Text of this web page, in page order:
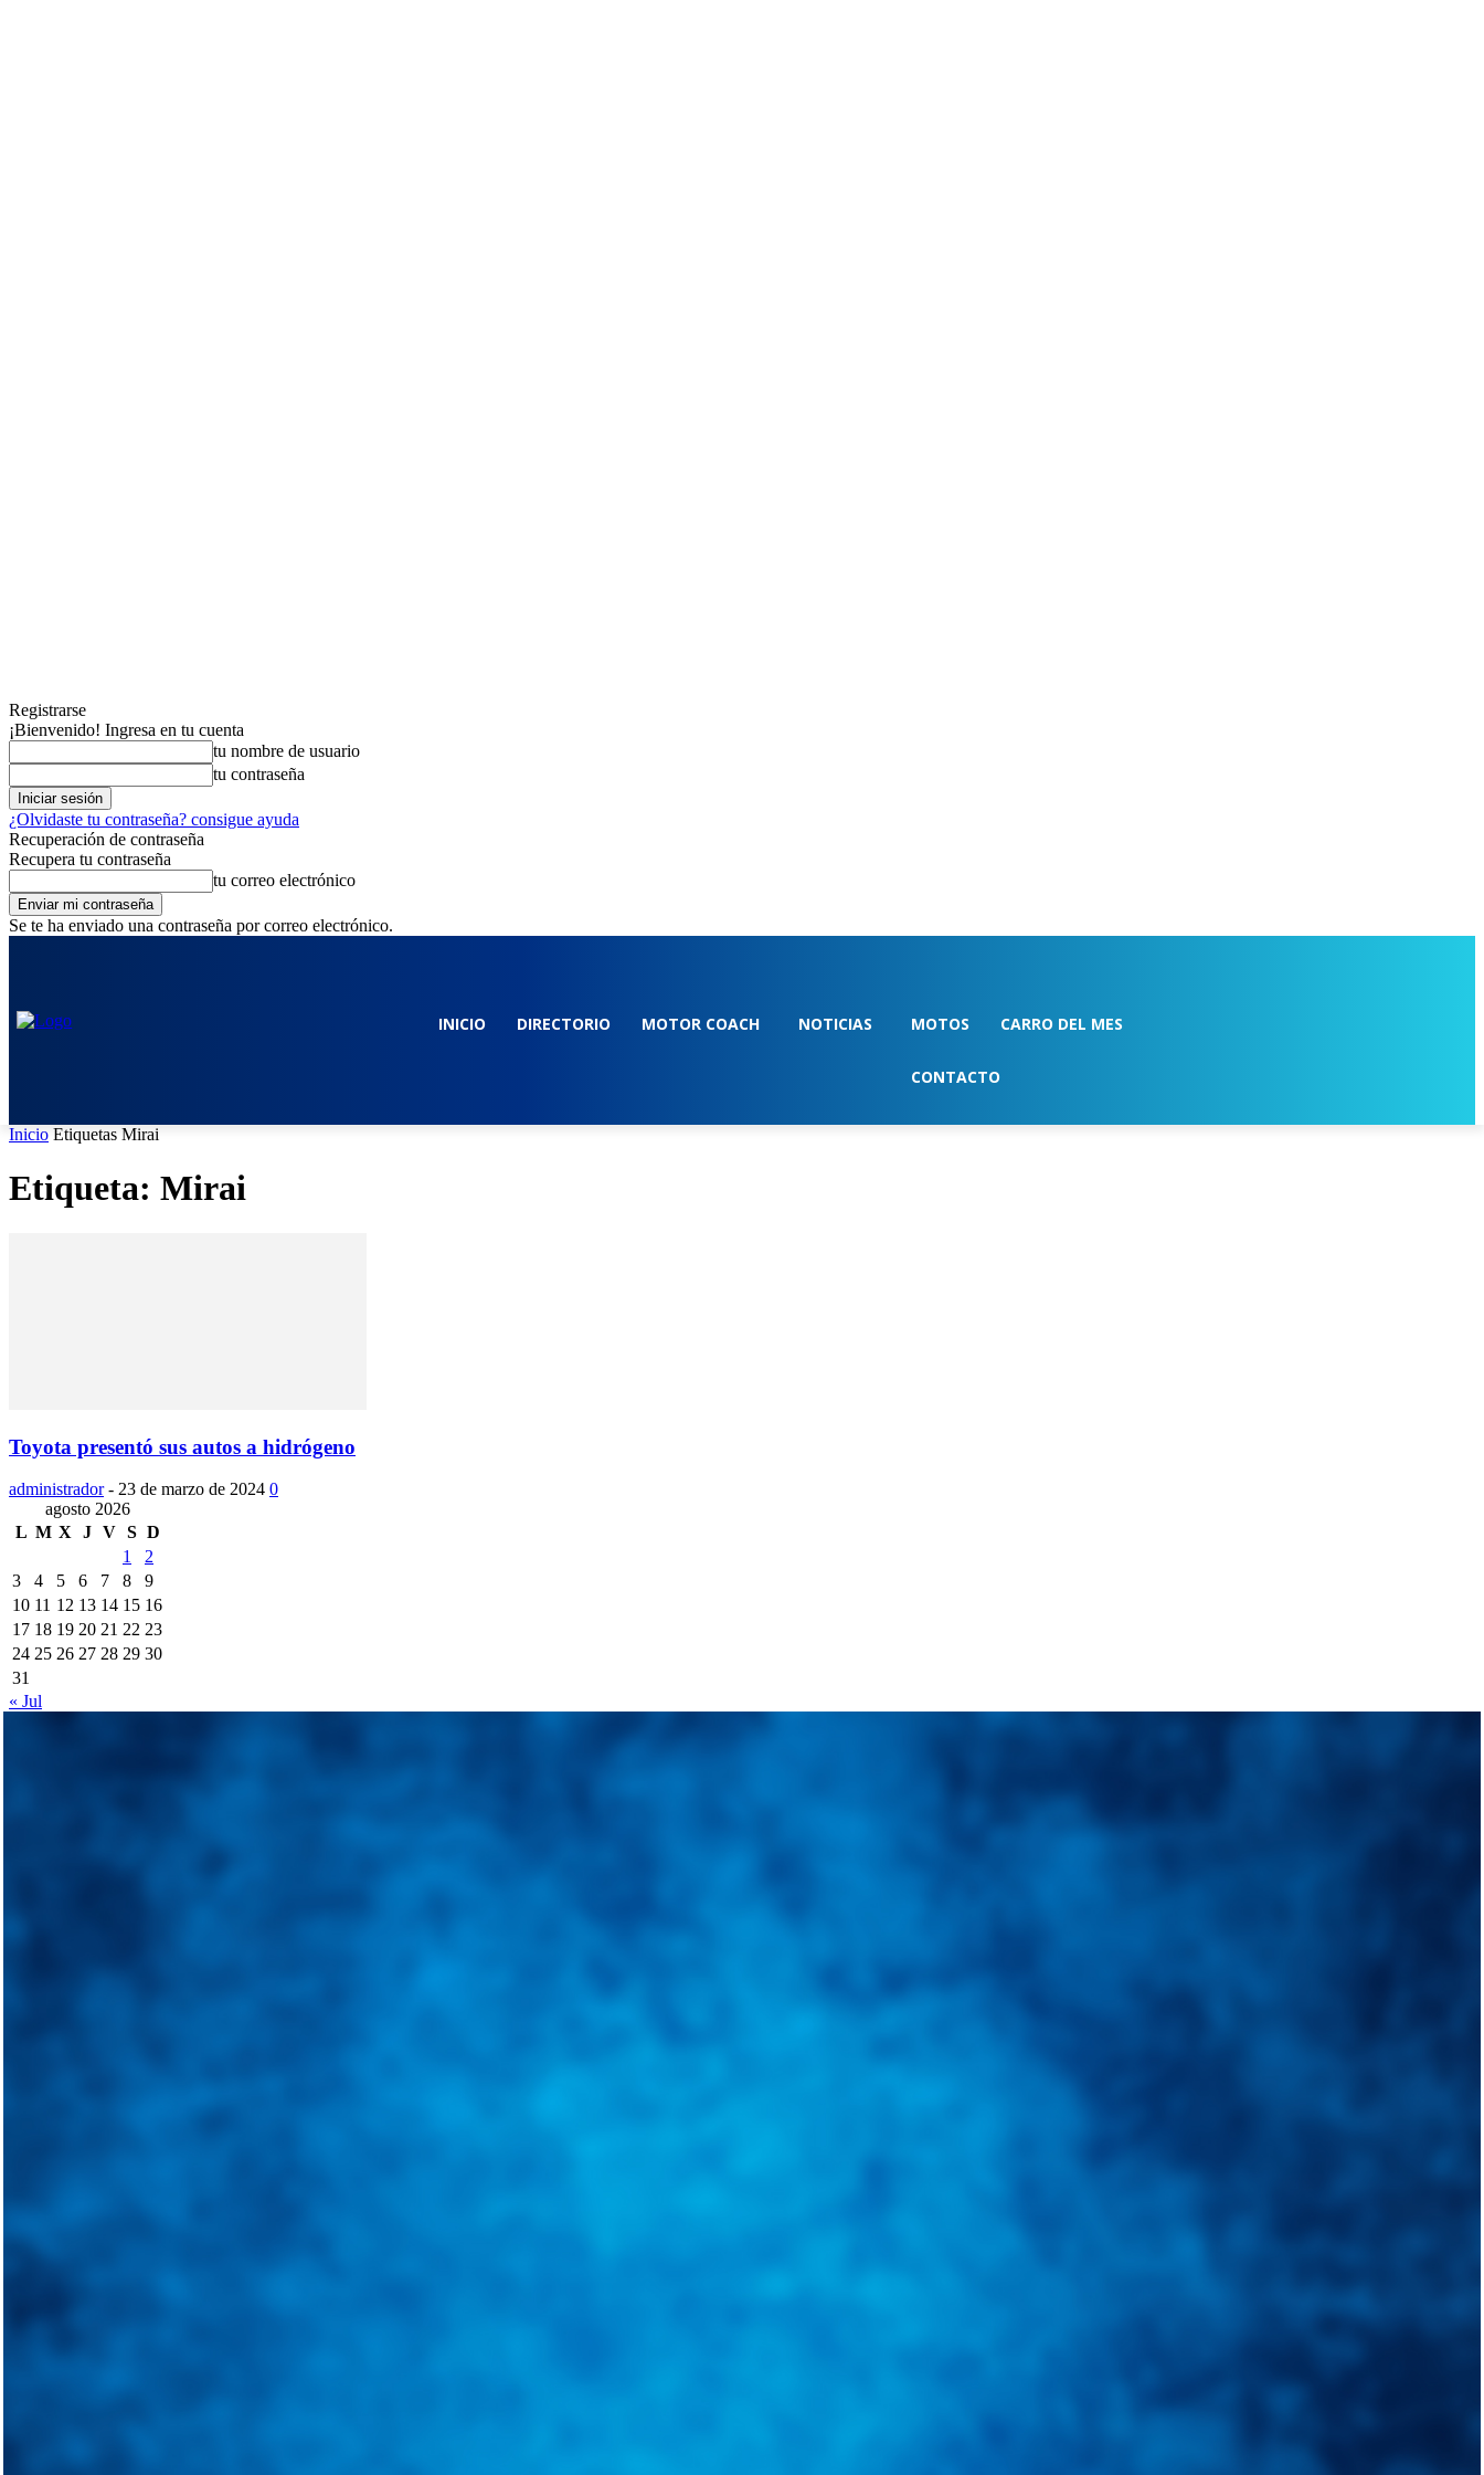
Registrarse
¡Bienvenido! Ingresa en tu cuenta
tu nombre de usuario
tu contraseña
¿Olvidaste tu contraseña? consigue ayuda
Recuperación de contraseña
Recupera tu contraseña
tu correo electrónico
Se te ha enviado una contraseña por correo electrónico.
INICIO DIRECTORIO MOTOR COACH NOTICIAS MOTOS CARRO DEL MES
CONTACTO
Inicio Etiquetas Mirai
Etiqueta: Mirai
Toyota presentó sus autos a hidrógeno
administrador - 23 de marzo de 2024 0
agosto 2026
L M X J V S D
1
2
3
4 5 6 7 8
9
10 11 12 13 14 15 16
17 18 19 20 21 22 23
24 25 26 27 28 29 30
31
« Jul